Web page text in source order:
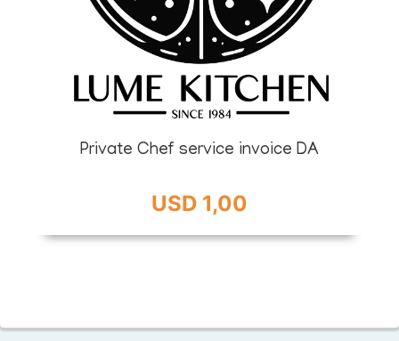
Private Chef service invoice DA
USD 1,00